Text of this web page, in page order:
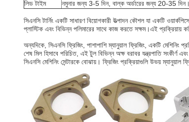
লিড টাইম
নমুনার জন্য 3-5 দিন, বাল্ক অর্ডারের জন্য 20-35 দিন।
সিএনসি টার্নিং একটি সাধারণ বিয়োগকারী উত্পাদন কৌশল যা একটি
প্লাস্টিক এবং বিভিন্ন পলিমারের সাথে কাজ করতে সক্ষম।এই প্রক্রিয়ায়
অন্যদিকে, সিএনসি ফ্রিজিং, পাশাপাশি ম্যানুয়াল ফ্রিজিং, একটি মেশিনিং
শেষ মিল হিসাবে পরিচিত, এই টুল বিভিন্ন অক্ষ বরাবর যন্ত্রপাতি
সিএনসি মেশিনিং সেন্টারকে বোঝায়। ফ্রিজিং প্রক্রিয়াগুলি উভয়